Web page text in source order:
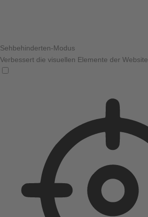
Sehbehinderten-Modus
Verbessert die visuellen Elemente der Website